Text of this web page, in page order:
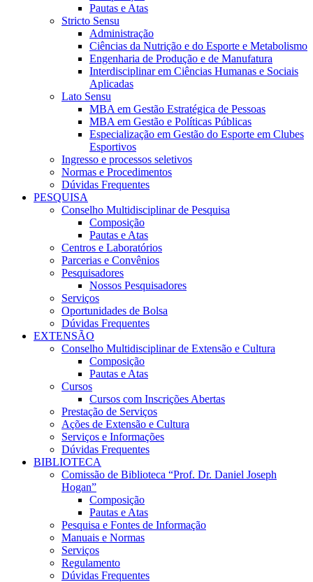
Pautas e Atas
Stricto Sensu
Administração
Ciências da Nutrição e do Esporte e Metabolismo
Engenharia de Produção e de Manufatura
Interdisciplinar em Ciências Humanas e Sociais
Aplicadas
Lato Sensu
MBA em Gestão Estratégica de Pessoas
MBA em Gestão e Políticas Públicas
Especialização em Gestão do Esporte em Clubes
Esportivos
Ingresso e processos seletivos
Normas e Procedimentos
Dúvidas Frequentes
PESQUISA
Conselho Multidisciplinar de Pesquisa
Composição
Pautas e Atas
Centros e Laboratórios
Parcerias e Convênios
Pesquisadores
Nossos Pesquisadores
Serviços
Oportunidades de Bolsa
Dúvidas Frequentes
EXTENSÃO
Conselho Multidisciplinar de Extensão e Cultura
Composição
Pautas e Atas
Cursos
Cursos com Inscrições Abertas
Prestação de Serviços
Ações de Extensão e Cultura
Serviços e Informações
Dúvidas Frequentes
BIBLIOTECA
Comissão de Biblioteca “Prof. Dr. Daniel Joseph
Hogan”
Composição
Pautas e Atas
Pesquisa e Fontes de Informação
Manuais e Normas
Serviços
Regulamento
Dúvidas Frequentes